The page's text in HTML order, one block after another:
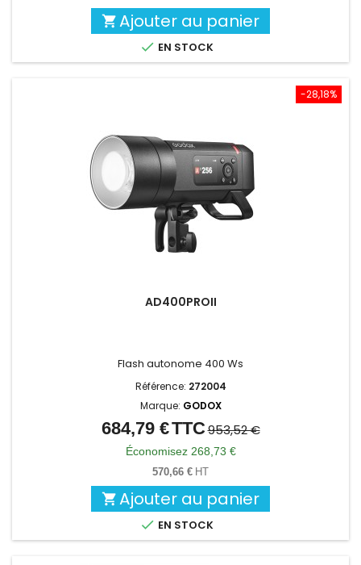
 Ajouter au panier
 EN STOCK
-28,18%
AD400PROII
Flash autonome 400 Ws
Référence: 272004
Marque: GODOX
Prix
Prix
de
base
684,79 €TTC953,52 €
Économisez 268,73 €
570,66 € HT
 Ajouter au panier
 EN STOCK